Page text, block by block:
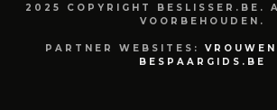
2025 COPYRIGHT BESLISSER.BE.
VOORBEHOUDEN.
PARTNER WEBSITES:
BESPAARGIDS.BE